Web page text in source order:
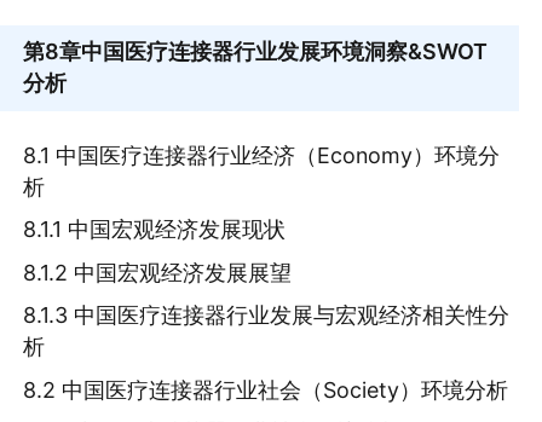
第8章中国医疗连接器行业发展环境洞察&SWOT
分析
8.1 中国医疗连接器行业经济（Economy）环境分
析
8.1.1 中国宏观经济发展现状
8.1.2 中国宏观经济发展展望
8.1.3 中国医疗连接器行业发展与宏观经济相关性分
析
8.2 中国医疗连接器行业社会（Society）环境分析